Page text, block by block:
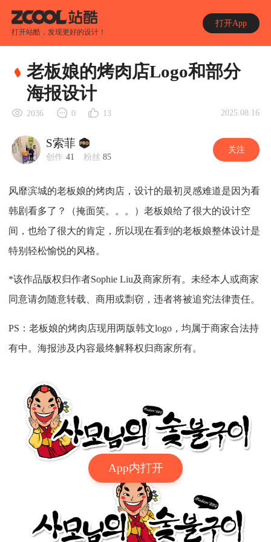
打开站酷，发现更好的设计！
打开App
App内打开
老板娘的烤肉店Logo和部分
海报设计
2036 0 13 2025.08.16
S索菲
创作 41 粉丝 85
关注
风靡滨城的老板娘的烤肉店，设计的最初灵感难道是因为看
韩剧看多了？（掩面笑。。。）老板娘给了很大的设计空
间，也给了很大的肯定，所以现在看到的老板娘整体设计是
特别轻松愉悦的风格。
*该作品版权归作者Sophie Liu及商家所有。未经本人或商家
同意请勿随意转载、商用或剽窃，违者将被追究法律责任。
PS：老板娘的烤肉店现用两版韩文logo，均属于商家合法持
有中。海报涉及内容最终解释权归商家所有。